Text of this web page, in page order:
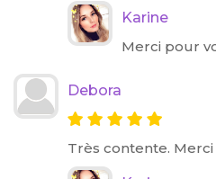
Karine
Merci pour
Debora
Très contente. Merci